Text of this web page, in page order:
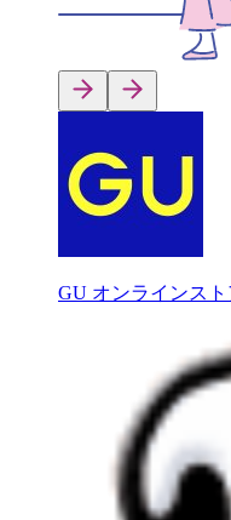
GU オンラインスト